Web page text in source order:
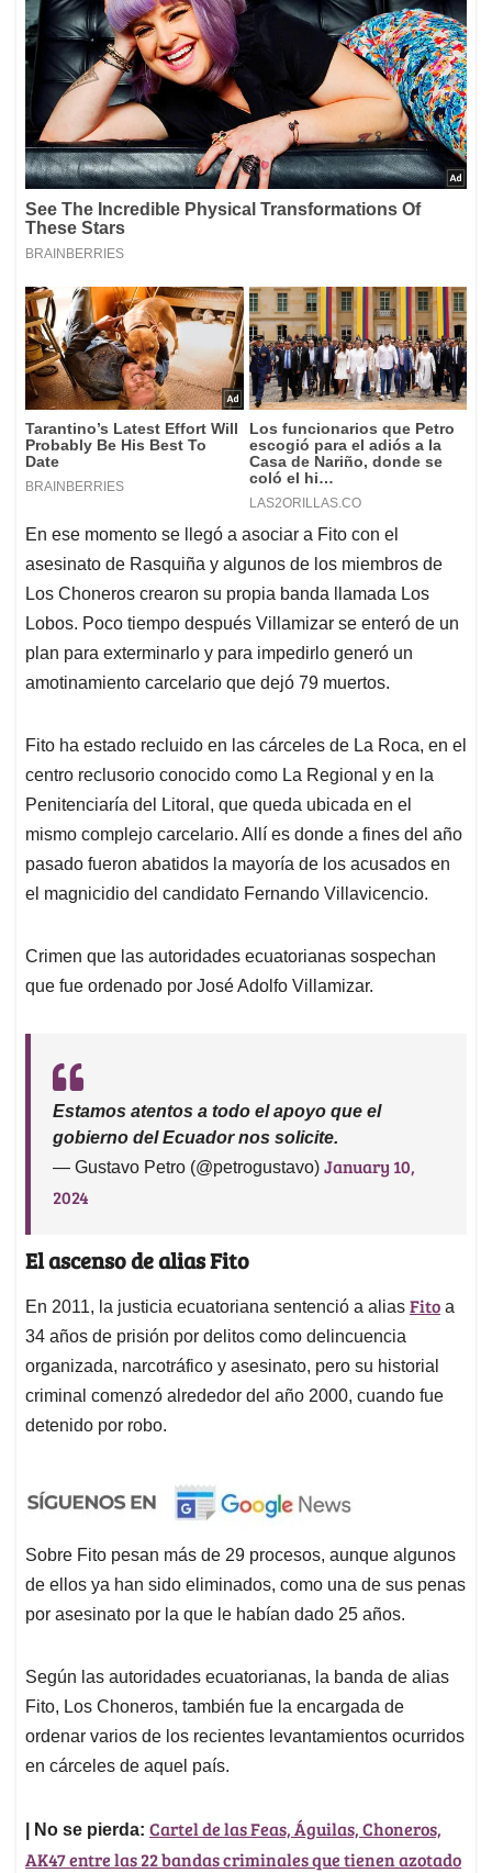
En ese momento se llegó a asociar a Fito con el
asesinato de Rasquiña y algunos de los miembros de
Los Choneros crearon su propia banda llamada Los
Lobos. Poco tiempo después Villamizar se enteró de un
plan para exterminarlo y para impedirlo generó un
amotinamiento carcelario que dejó 79 muertos.
Fito ha estado recluido en las cárceles de La Roca, en el
centro reclusorio conocido como La Regional y en la
Penitenciaría del Litoral, que queda ubicada en el
mismo complejo carcelario. Allí es donde a fines del año
pasado fueron abatidos la mayoría de los acusados en
el magnicidio del candidato Fernando Villavicencio.
Crimen que las autoridades ecuatorianas sospechan
que fue ordenado por José Adolfo Villamizar.
Estamos atentos a todo el apoyo que el
gobierno del Ecuador nos solicite.
— Gustavo Petro (@petrogustavo) January 10,
2024
El ascenso de alias Fito
En 2011, la justicia ecuatoriana sentenció a alias Fito a
34 años de prisión por delitos como delincuencia
organizada, narcotráfico y asesinato, pero su historial
criminal comenzó alrededor del año 2000, cuando fue
detenido por robo.
Sobre Fito pesan más de 29 procesos, aunque algunos
de ellos ya han sido eliminados, como una de sus penas
por asesinato por la que le habían dado 25 años.
Según las autoridades ecuatorianas, la banda de alias
Fito, Los Choneros, también fue la encargada de
ordenar varios de los recientes levantamientos ocurridos
en cárceles de aquel país.
| No se pierda: Cartel de las Feas, Águilas, Choneros,
AK47 entre las 22 bandas criminales que tienen azotado